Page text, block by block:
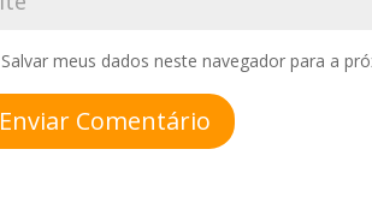
Salvar meus dados neste navegador para a
Enviar Comentário